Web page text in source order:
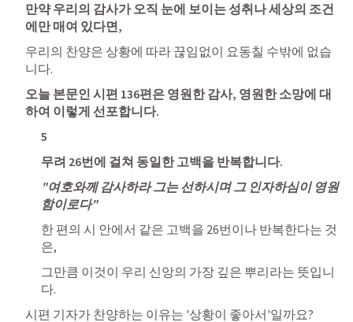
만약 우리의 감사가 오직 눈에 보이는 성취나 세상의 조건
에만 매여 있다면,
우리의 찬양은 상황에 따라 끊임없이 요동칠 수밖에 없습
니다.
오늘 본문인 시편 136편은 영원한 감사, 영원한 소망에 대
하여 이렇게 선포합니다.
5
무려 26번에 걸쳐 동일한 고백을 반복합니다.
"여호와께 감사하라 그는 선하시며 그 인자하심이 영원
함이로다"
한 편의 시 안에서 같은 고백을 26번이나 반복한다는 것
은,
그만큼 이것이 우리 신앙의 가장 깊은 뿌리라는 뜻입니
다.
시편 기자가 찬양하는 이유는 '상황이 좋아서'일까요?